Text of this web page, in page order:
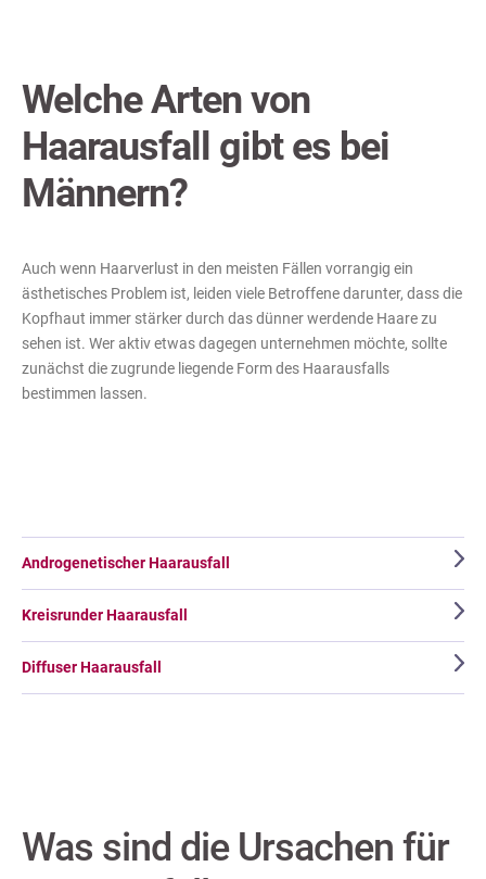
Welche Arten von
Haarausfall gibt es bei
Männern?
Auch wenn Haarverlust in den meisten Fällen vorrangig ein
ästhetisches Problem ist, leiden viele Betroffene darunter, dass die
Kopfhaut immer stärker durch das dünner werdende Haare zu
sehen ist. Wer aktiv etwas dagegen unternehmen möchte, sollte
zunächst die zugrunde liegende Form des Haarausfalls
bestimmen lassen.
Androgenetischer Haarausfall
Kreisrunder Haarausfall
Diffuser Haarausfall
Was sind die Ursachen für